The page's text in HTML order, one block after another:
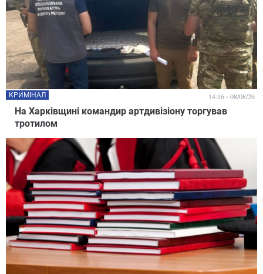
На Харківщині командир артдивізіону торгував
тротилом
КРИМІНАЛ 14:16 - 08/08/26